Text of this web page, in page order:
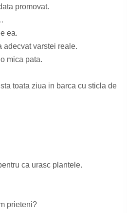
promovat.
ea.
adecvat varstei reale.
mica pata.
toata ziua in barca cu sticla de
ca urasc plantele.
prieteni?